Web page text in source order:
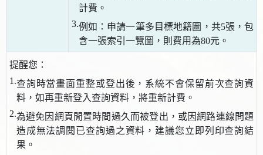
計費。
3.例如：申請一筆多目標地籍圖，共5張，包
含一張索引一覽圖，則費用為80元。
提醒您：
1.查詢時當畫面重整或登出後，系統不會保留前次查詢資
料，如再重新登入查詢資料，將重新計費。
2.為避免因網頁閒置時間過久而被登出，或因網路連線問題
造成無法調閱已查詢過之資料，建議您立即列印查詢結
果。